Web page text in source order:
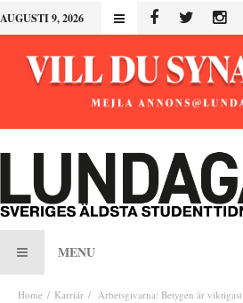
AUGUSTI 9, 2026
MENU
Home Karriär Arbetsgivarna: Betygen är viktigast